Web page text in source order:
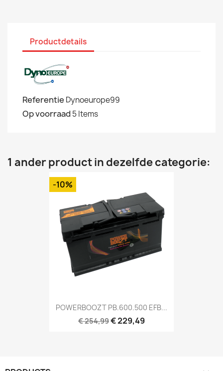
Productdetails
Referentie Dynoeurope99
Op voorraad 5 Items
1 ander product in dezelfde categorie:
POWERBOOZT PB.600.500 EFB...
€ 254,99€ 229,49
-10%